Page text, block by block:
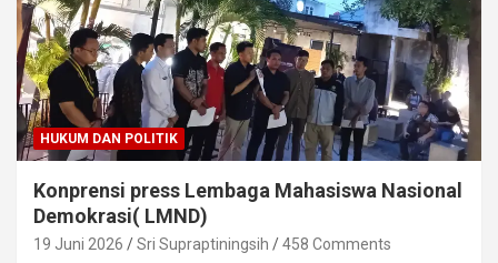
HUKUM DAN POLITIK
Konprensi press Lembaga Mahasiswa Nasional
Demokrasi( LMND)
19 Juni 2026 Sri Supraptiningsih 458 Comments